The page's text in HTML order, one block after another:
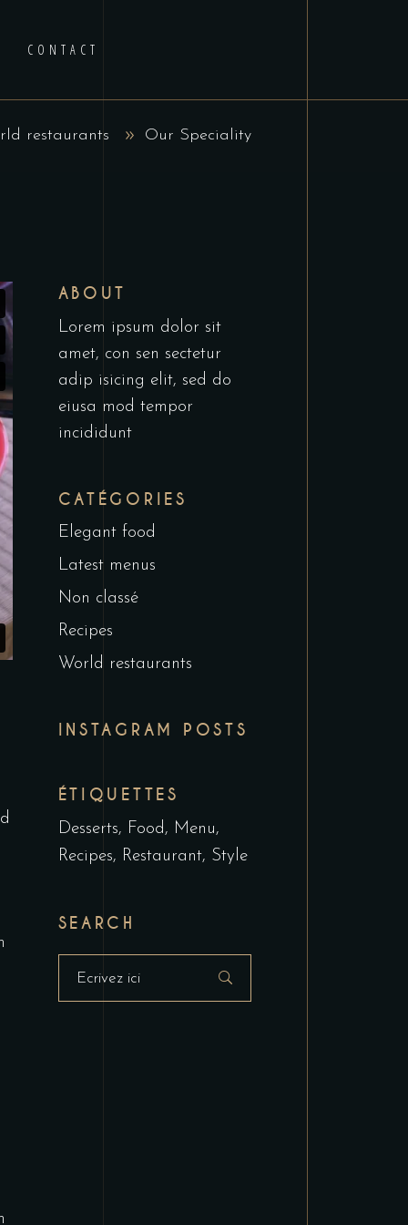
CONTACT
restaurants Our Speciality
ABOUT
Lorem ipsum dolor sit
amet, con sen sectetur
adip isicing elit, sed do
eiusa mod tempor
incididunt
CATÉGORIES
Elegant food
Latest menus
Non classé
Recipes
World restaurants
INSTAGRAM POSTS
ÉTIQUETTES
Desserts Food
Menu
Recipes
Restaurant Style
SEARCH